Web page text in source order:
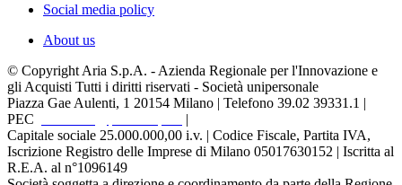
Social media policy
About us
© Copyright Aria S.p.A. - Azienda Regionale per l'Innovazione e
gli Acquisti Tutti i diritti riservati - Società unipersonale
Piazza Gae Aulenti, 1 20154 Milano | Telefono 39.02 39331.1 |
PEC
Capitale sociale 25.000.000,00 i.v. | Codice Fiscale, Partita IVA,
Iscrizione Registro delle Imprese di Milano 05017630152 | Iscritta al
R.E.A. al n°1096149